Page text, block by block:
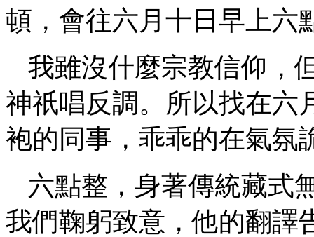
頓，會往六月十日早上六
我雖沒什麼宗教信仰，
神祇唱反調。所以找在六
袍的同事，乖乖的在氣氛
六點整，身著傳統藏式
我們鞠躬致意，他的翻譯